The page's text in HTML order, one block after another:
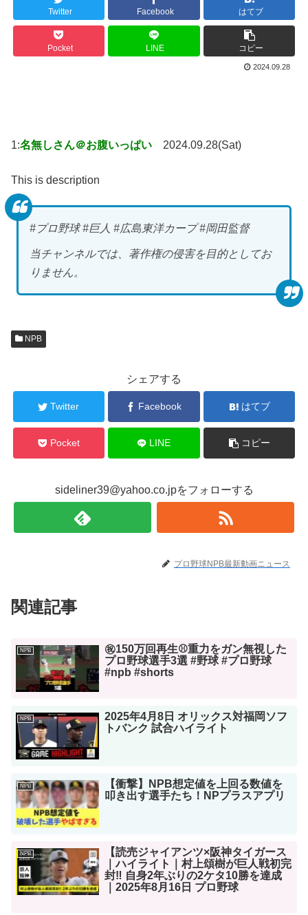
Twitter Facebook はてブ
Pocket LINE コピー
2024.09.28
1:名無しさん＠お腹いっぱい 2024.09.28(Sat)
This is description
#プロ野球 #巨人 #広島東洋カープ #岡田監督
当チャンネルでは、著作権の侵害を目的としてお
りません。
NPB
シェアする
Twitter Facebook はてブ
Pocket LINE コピー
sideliner39@yahoo.co.jpをフォローする
プロ野球NPB最新動画ニュース
関連記事
NPB
㊗️150万回再生⚾️重力をガン無視した
プロ野球選手3選 #野球 #プロ野球
#npb #shorts
NPB
2025年4月8日 オリックス対福岡ソフ
トバンク 試合ハイライト
NPB
【衝撃】NPB想定値を上回る数値を
叩き出す選手たち！NPプラスアプリ
NPB
【読売ジャイアンツ×阪神タイガース
｜ハイライト｜村上頌樹が巨人戦初完
封‼ 自身2年ぶりの2ケタ10勝を達成
｜2025年8月16日 プロ野球